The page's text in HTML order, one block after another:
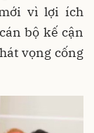
vì lợi ích
bộ kế cận
vọng cống